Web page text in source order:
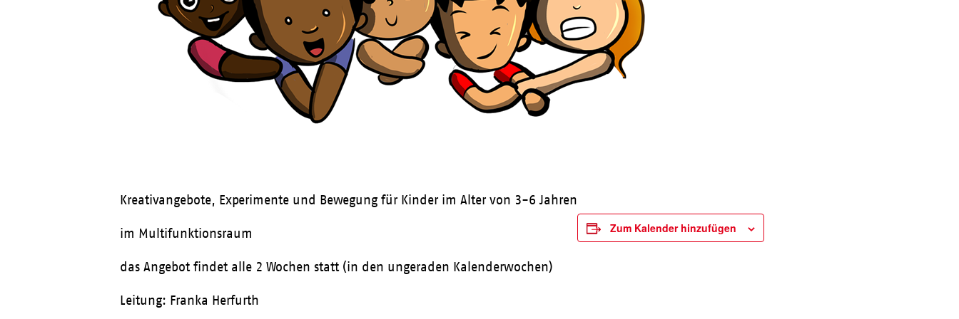
Kreativangebote, Experimente und Bewegung für Kinder im Alter von 3-6 Jahren
im Multifunktionsraum
das Angebot findet alle 2 Wochen statt (in den ungeraden Kalenderwochen)
Leitung: Franka Herfurth
Zum Kalender hinzufügen